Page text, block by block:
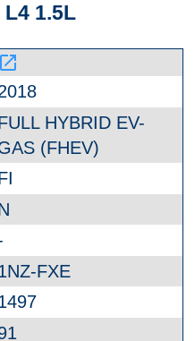
1.5L
launch
HYBRID EV-
(FHEV)
FXE